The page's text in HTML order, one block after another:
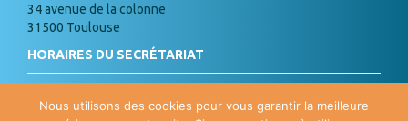
34 avenue de la colonne
31500 Toulouse
HORAIRES DU SECRÉTARIAT
de 8h à 18h
Nous utilisons des cookies pour vous garantir la meilleure